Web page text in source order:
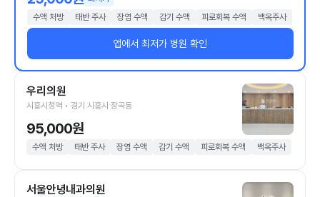
수액 처방
태반 주사 장염 수액 감기 수액 피로회복 수액 백옥주사
앱에서 최저가 병원 확인
우리의원
시흥시청역 • 경기 시흥시 장곡동
95,000원
수액 처방 태반 주사 장염 수액 감기 수액 피로회복 수액 백옥주사
서울안녕내과의원